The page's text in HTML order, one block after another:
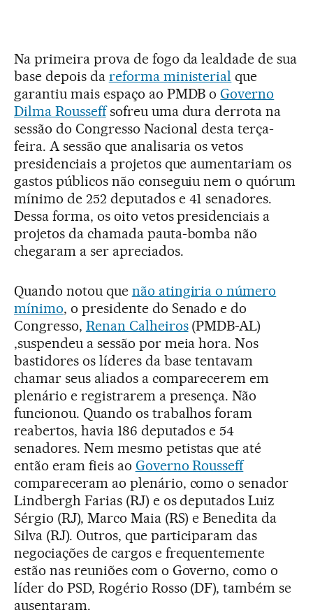
Na primeira prova de fogo da lealdade de sua
base depois da reforma ministerial que
garantiu mais espaço ao PMDB oGoverno
Dilma Rousseffsofreu uma dura derrota na
sessão do Congresso Nacional desta terça-
feira. A sessão que analisaria os vetos
presidenciais a projetos que aumentariam os
gastos públicos não conseguiu nem o quórum
mínimo de 252 deputados e 41 senadores.
Dessa forma, os oito vetos presidenciais a
projetos da chamada pauta-bomba não
chegaram a ser apreciados.
Quando notou que não atingiria o número
mínimo, o presidente do Senado e do
Congresso, Renan Calheiros(PMDB-AL)
,suspendeu a sessão por meia hora. Nos
bastidores os líderes da base tentavam
chamar seus aliados a comparecerem em
plenário e registrarem a presença. Não
funcionou. Quando os trabalhos foram
reabertos, havia 186 deputados e 54
senadores. Nem mesmo petistas que até
então eram fieis ao Governo Rousseff
compareceram ao plenário, como o senador
Lindbergh Farias (RJ) e os deputados Luiz
Sérgio (RJ), Marco Maia (RS) e Benedita da
Silva (RJ). Outros, que participaram das
negociações de cargos e frequentemente
estão nas reuniões com o Governo, como o
líder do PSD, Rogério Rosso (DF), também se
ausentaram.